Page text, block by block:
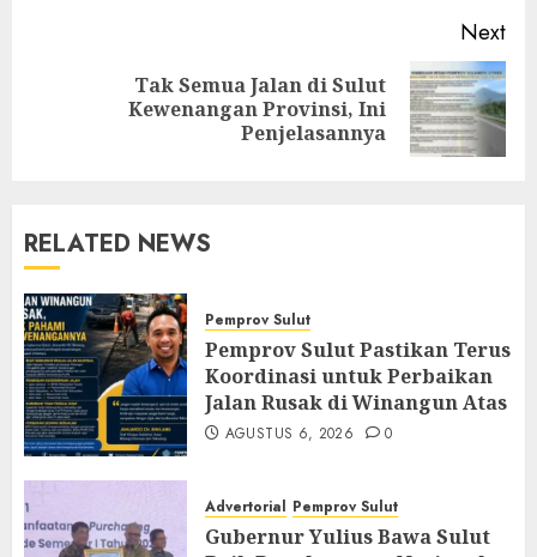
Next
Tak Semua Jalan di Sulut
Kewenangan Provinsi, Ini
Penjelasannya
RELATED NEWS
Pemprov Sulut
Pemprov Sulut Pastikan Terus
Koordinasi untuk Perbaikan
Jalan Rusak di Winangun Atas
AGUSTUS 6, 2026 0
Advertorial Pemprov Sulut
Gubernur Yulius Bawa Sulut